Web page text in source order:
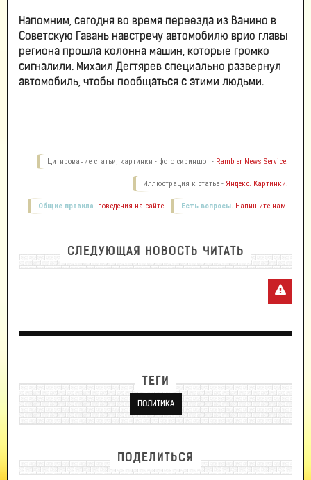
Напомним, сегодня во время переезда из Ванино в
Советскую Гавань навстречу автомобилю врио главы
региона прошла колонна машин, которые громко
сигналили. Михаил Дегтярев специально развернул
автомобиль, чтобы пообщаться с этими людьми.
Цитирование статьи, картинки - фото скриншот - Rambler News Service.
Иллюстрация к статье - Яндекс. Картинки.
Есть вопросы. Напишите нам.
Общие правила поведения на сайте.
СЛЕДУЮЩАЯ НОВОСТЬ ЧИТАТЬ
ТЕГИ
ПОЛИТИКА
ПОДЕЛИТЬСЯ